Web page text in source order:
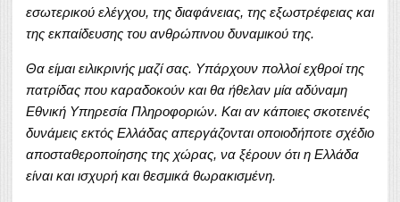
εσωτερικού ελέγχου, της διαφάνειας, της εξωστρέφειας και
της εκπαίδευσης του ανθρώπινου δυναμικού της.
Θα είμαι ειλικρινής μαζί σας. Υπάρχουν πολλοί εχθροί της
πατρίδας που καραδοκούν και θα ήθελαν μία αδύναμη
Εθνική Υπηρεσία Πληροφοριών. Και αν κάποιες σκοτεινές
δυνάμεις εκτός Ελλάδας απεργάζονται οποιοδήποτε σχέδιο
αποσταθεροποίησης της χώρας, να ξέρουν ότι η Ελλάδα
είναι και ισχυρή και θεσμικά θωρακισμένη.